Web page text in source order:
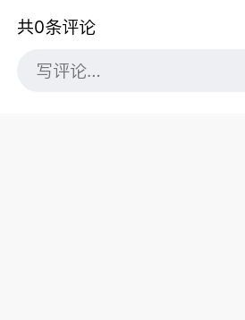
共0条评论